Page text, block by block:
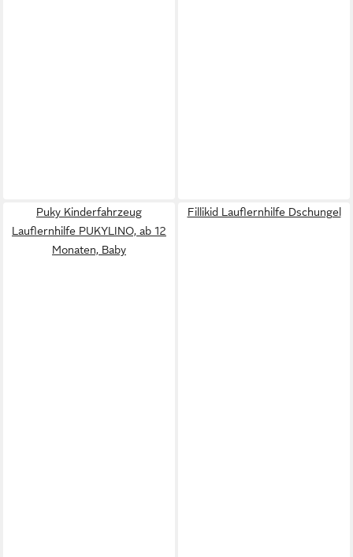
Puky Kinderfahrzeug
Lauflernhilfe PUKYLINO, ab 12
Monaten, Baby
Fillikid Lauflernhilfe Dschungel